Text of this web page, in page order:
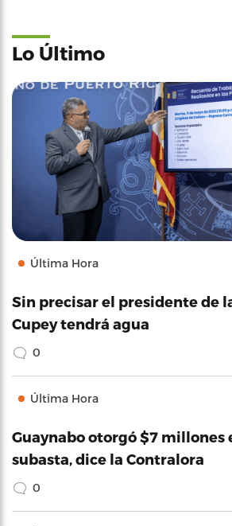
Lo Último
Última Hora
Sin precisar el presidente de
Cupey tendrá agua
0
Última Hora
Guaynabo otorgó $7 millones
subasta, dice la Contralora
0